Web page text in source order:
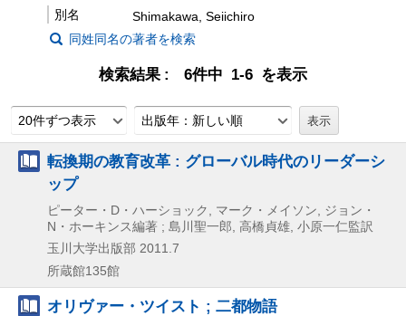
別名
Shimakawa, Seiichiro
同姓同名の著者を検索
検索結果 6件中 1-6 を表示
20件ずつ表示 出版年：新しい順
転換期の教育改革 : グローバル時代のリーダーシ
ップ
ピーター・D・ハーショック, マーク・メイソン, ジョン・
N・ホーキンス編著 ; 島川聖一郎, 高橋貞雄, 小原一仁監訳
玉川大学出版部 2011.7
所蔵館135館
オリヴァー・ツイスト ; 二都物語